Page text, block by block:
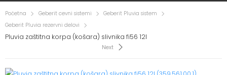
Početna Geberit cevni sistemi
Geberit Pluvia sistem
Geberit Pluvia rezervni delovi
Pluvia zaštitna korpa (košara) slivnika fi56 12l
Next